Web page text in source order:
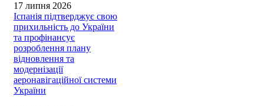
17 липня 2026
Іспанія підтверджує свою
прихильність до України
та профінансує
розроблення плану
відновлення та
модернізації
аеронавігаційної системи
України